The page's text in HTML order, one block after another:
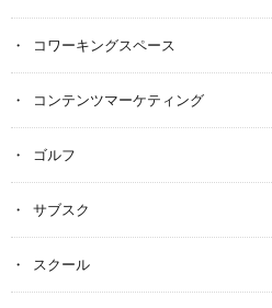
コワーキングスペース
コンテンツマーケティング
ゴルフ
サブスク
スクール